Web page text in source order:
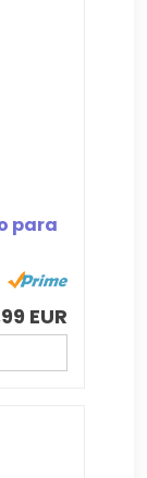
para
EUR